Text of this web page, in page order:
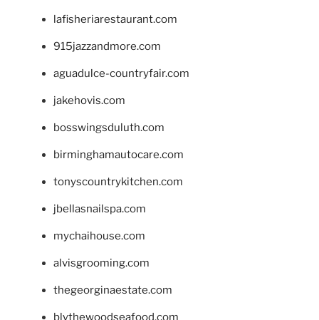
lafisheriarestaurant.com
915jazzandmore.com
aguadulce-countryfair.com
jakehovis.com
bosswingsduluth.com
birminghamautocare.com
tonyscountrykitchen.com
jbellasnailspa.com
mychaihouse.com
alvisgrooming.com
thegeorginaestate.com
blythewoodseafood.com